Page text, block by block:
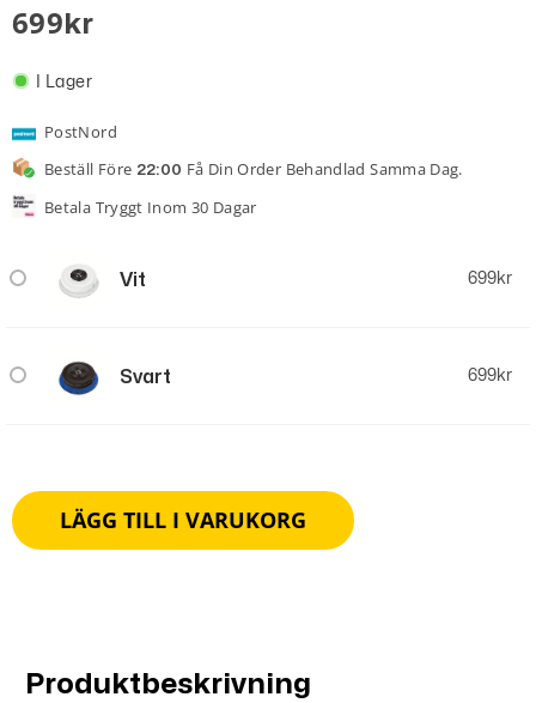
baserat på
699 Kr
I Lager
PostNord
Beställ Före 22:00 Få Din Order Behandlad Samma Dag.
Betala Tryggt Inom 30 Dagar
Vit 699kr
Svart 699kr
LÄGG TILL I VARUKORG
Produktbeskrivning